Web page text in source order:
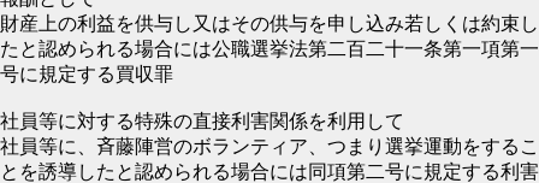
財産上の利益を供与し又はその供与を申し込み若しくは約束し
たと認められる場合には公職選挙法第二百二十一条第一項第一
号に規定する買収罪
社員等に対する特殊の直接利害関係を利用して
社員等に、斉藤陣営のボランティア、つまり選挙運動をするこ
とを誘導したと認められる場合には同項第二号に規定する利害